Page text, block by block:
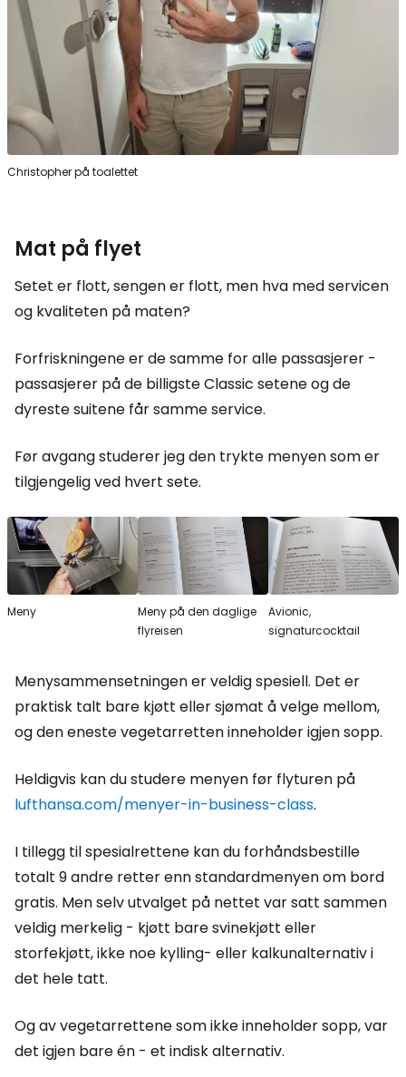
Christopher på toalettet
Mat på flyet
Setet er flott, sengen er flott, men hva med servicen
og kvaliteten på maten?
Forfriskningene er de samme for alle passasjerer -
passasjerer på de billigsteClassic setene og de
dyreste suitene får samme service.
Før avgang studerer jeg den trykte menyen som er
tilgjengelig ved hvert sete.
Meny
Meny på den daglige
flyreisen
Avionic,
signaturcocktail
Menysammensetningen er veldig spesiell. Det er
praktisk talt bare kjøtt eller sjømat å velge mellom,
og den eneste vegetarretten inneholder igjen sopp.
Heldigvis kan du studere menyen før flyturen på
lufthansa.com/menyer-in-business-class.
I tillegg til spesialrettene kan du forhåndsbestille
totalt 9 andre retter enn standardmenyen om bord
gratis. Men selv utvalget på nettet var satt sammen
veldig merkelig - kjøtt bare svinekjøtt eller
storfekjøtt, ikke noe kylling- eller kalkunalternativ i
det hele tatt.
Og av vegetarrettene som ikke inneholder sopp, var
det igjen bare én - et indisk alternativ.